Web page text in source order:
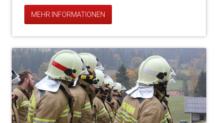
MEHR INFORMATIONEN